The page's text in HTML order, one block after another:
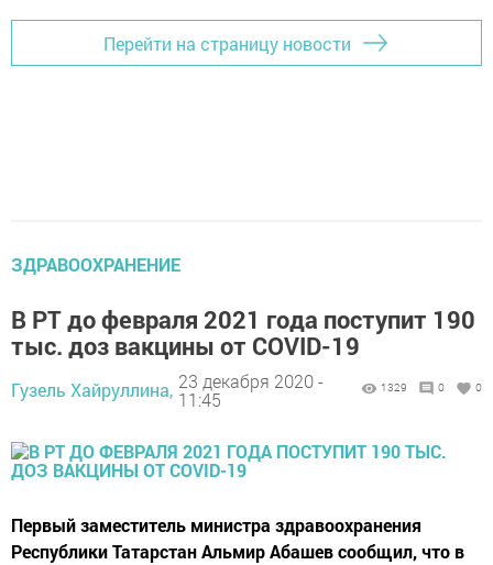
Перейти на страницу новости
ЗДРАВООХРАНЕНИЕ
В РТ до февраля 2021 года поступит 190
тыс. доз вакцины от COVID-19
Гузель Хайруллина, 23 декабря 2020 -
11:45
1329 0 0
Первый заместитель министра здравоохранения
Республики Татарстан Альмир Абашев сообщил, что в